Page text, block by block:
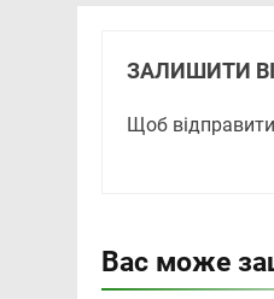
ЗАЛИШИТИ
Щоб
Вас може